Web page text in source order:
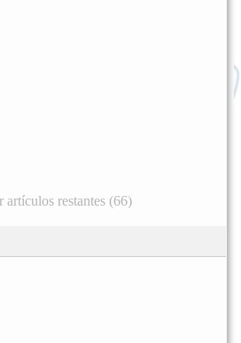
artículos restantes (66)